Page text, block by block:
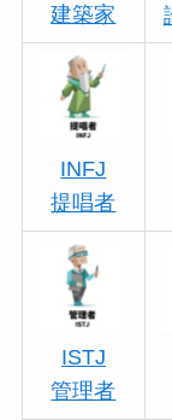
建築家
INFJ
提唱者
ISTJ
管理者